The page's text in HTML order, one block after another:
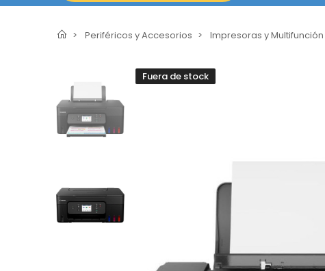
Periféricos y Accesorios Impresoras y Multifunción
Fuera de stock